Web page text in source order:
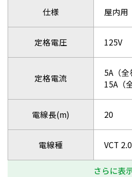
仕様 屋内用
定格電圧 125V
定格電流
5A（全
15A（
電線長(m) 20
電線種 VCT
さらに表